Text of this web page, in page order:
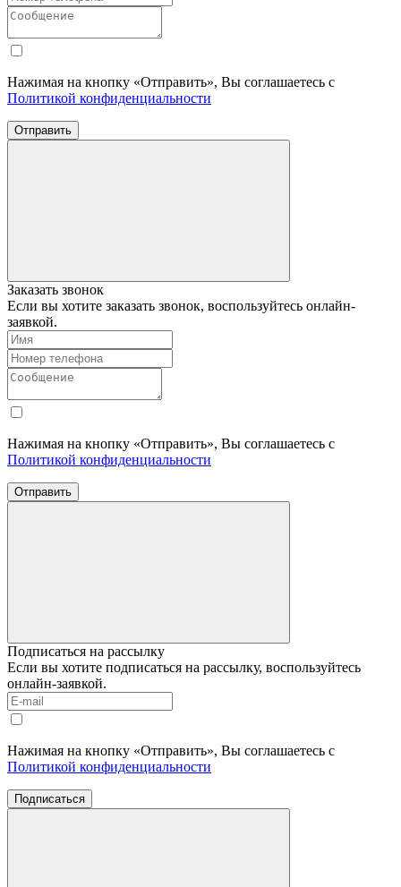
Нажимая на кнопку «Отправить», Вы соглашаетесь с
Политикой конфиденциальности
Отправить
Заказать звонок
Если вы хотите заказать звонок, воспользуйтесь онлайн-
заявкой.
Нажимая на кнопку «Отправить», Вы соглашаетесь с
Политикой конфиденциальности
Отправить
Подписаться на рассылку
Если вы хотите подписаться на рассылку, воспользуйтесь
онлайн-заявкой.
Нажимая на кнопку «Отправить», Вы соглашаетесь с
Политикой конфиденциальности
Подписаться